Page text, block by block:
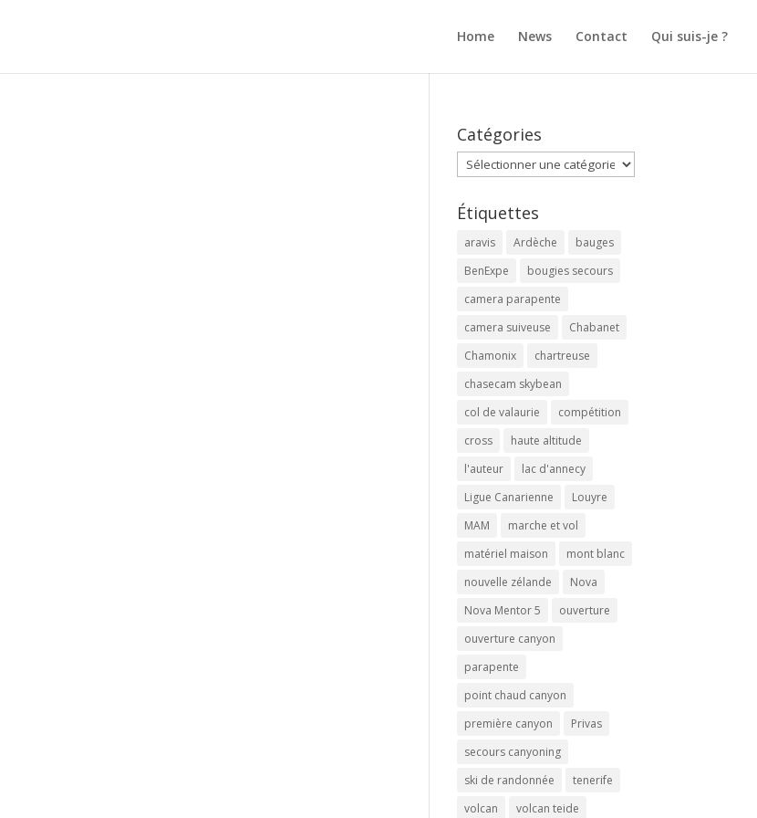
Home News Contact Qui suis-je ?
Catégories
Catégories
Étiquettes
aravis Ardèche
bauges
BenExpe
bougies secours
camera parapente
camera suiveuse
Chabanet
Chamonix
chartreuse
chasecam skybean
col de valaurie
compétition
cross
haute altitude
l'auteur
lac d'annecy
Ligue Canarienne
Louyre
MAM
marche et vol
matériel maison
mont blanc
nouvelle zélande
Nova
Nova Mentor 5
ouverture
ouverture canyon
parapente
point chaud canyon
première canyon
Privas
secours canyoning
ski de randonnée
tenerife
volcan
volcan teide